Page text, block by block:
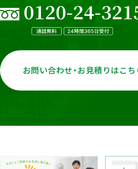
お問い合わせ・お見積りはこち